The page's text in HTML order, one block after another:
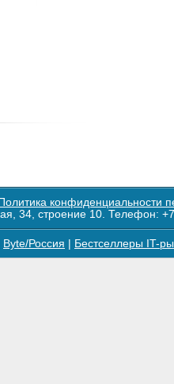
Политика конфиденциальности
34, строение 10. Телефон:
Byte/Россия Бестселлеры IT-